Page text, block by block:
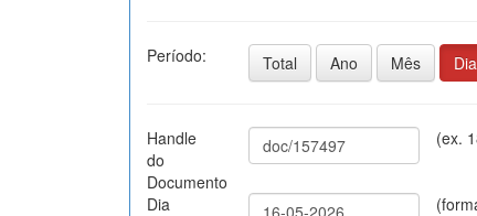
Período: Total Ano Mês Dia
Handle
do
Documento
(ex.
Dia